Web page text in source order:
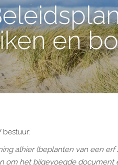
en
bestuur:
alhier (beplanten van een erf
om het bijgevoegde document